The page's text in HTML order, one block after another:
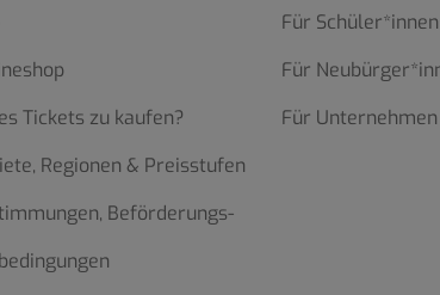
Tickets zu kaufen?
Regionen & Preisstufen
Beförderungs-
Für
Für
Für Unternehmen